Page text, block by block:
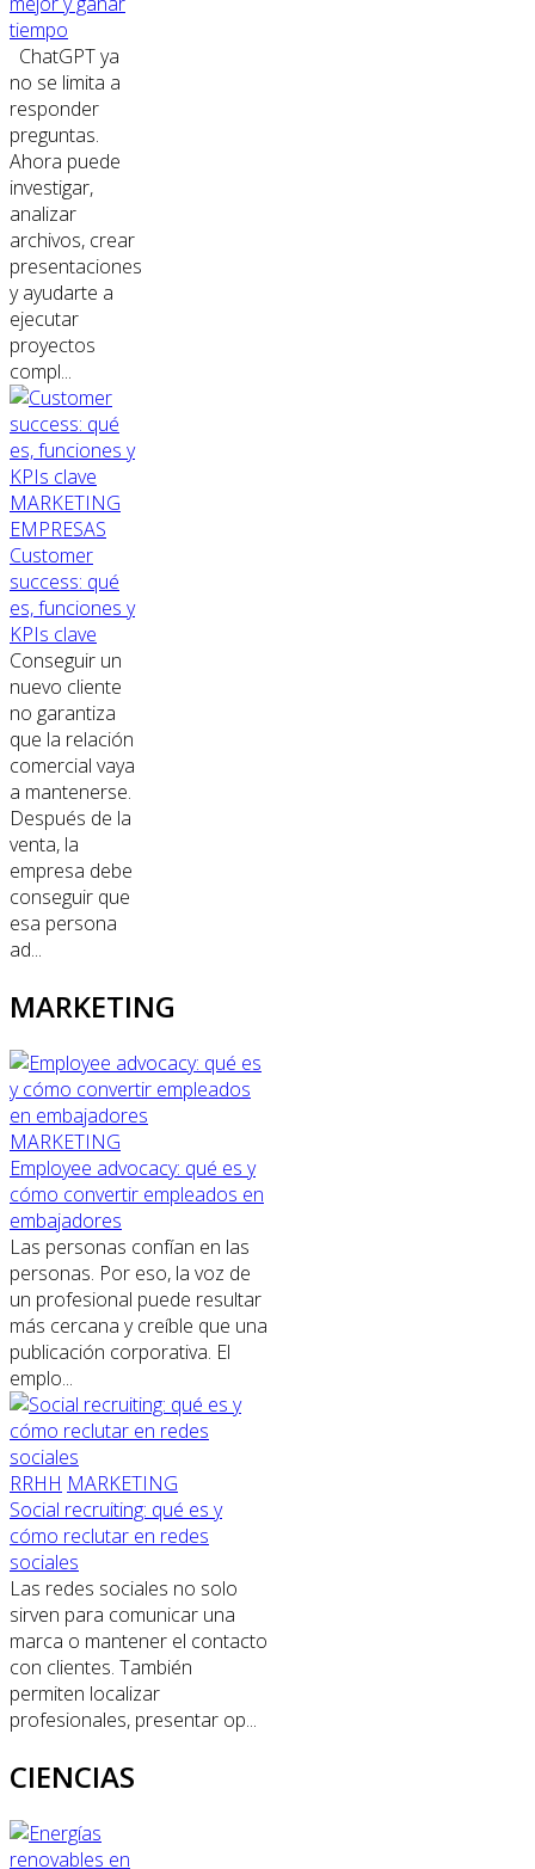
tiempo
ChatGPT ya
no se limita a
responder
preguntas.
Ahora puede
investigar,
analizar
archivos, crear
presentaciones
y ayudarte a
ejecutar
proyectos
compl...
MARKETING
EMPRESAS
Customer
success: qué
es, funciones y
KPIs clave
Conseguir un
nuevo cliente
no garantiza
que la relación
comercial vaya
a mantenerse.
Después de la
venta, la
empresa debe
conseguir que
esa persona
ad...
MARKETING
MARKETING
Employee advocacy: qué es y
cómo convertir empleados en
embajadores
Las personas confían en las
personas. Por eso, la voz de
un profesional puede resultar
más cercana y creíble que una
publicación corporativa. El
emplo...
RRHH MARKETING
Social recruiting: qué es y
cómo reclutar en redes
sociales
Las redes sociales no solo
sirven para comunicar una
marca o mantener el contacto
con clientes. También
permiten localizar
profesionales, presentar op...
CIENCIAS